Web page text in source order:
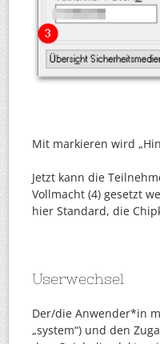
Mit markieren wird
Jetzt kann die
Vollmacht (4) gesetzt
hier Standard, die
Userwechsel
Der/die Anwender*in
„system“) und den